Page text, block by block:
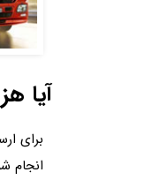
آیا
برای
انجام